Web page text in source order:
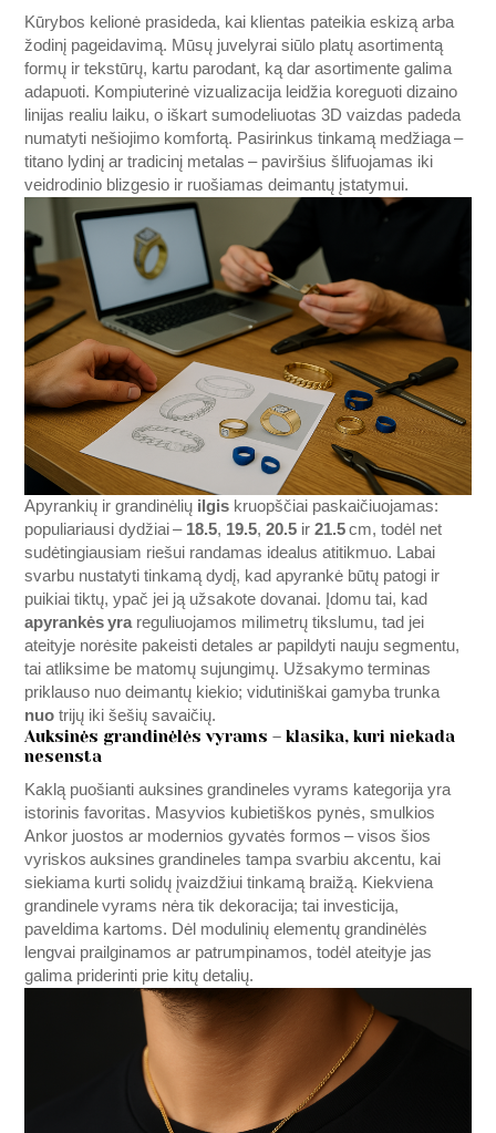
Kūrybos kelionė prasideda, kai klientas pateikia eskizą arba
žodinį pageidavimą. Mūsų juvelyrai siūlo platų asortimentą
formų ir tekstūrų, kartu parodant, ką dar asortimente galima
adapuoti. Kompiuterinė vizualizacija leidžia koreguoti dizaino
linijas realiu laiku, o iškart sumodeliuotas 3D vaizdas padeda
numatyti nešiojimo komfortą. Pasirinkus tinkamą medžiaga –
titano lydinį ar tradicinį metalas – paviršius šlifuojamas iki
veidrodinio blizgesio ir ruošiamas deimantų įstatymui.
Apyrankių ir grandinėlių ilgis kruopščiai paskaičiuojamas:
populiariausi dydžiai – 18.5, 19.5,20.5 ir21.5cm, todėl net
sudėtingiausiam riešui randamas idealus atitikmuo. Labai
svarbu nustatyti tinkamą dydį, kad apyrankė būtų patogi ir
puikiai tiktų, ypač jei ją užsakote dovanai. Įdomu tai, kad
apyrankės yra reguliuojamos milimetrų tikslumu, tad jei
ateityje norėsite pakeisti detales ar papildyti nauju segmentu,
tai atliksime be matomų sujungimų. Užsakymo terminas
priklauso nuo deimantų kiekio; vidutiniškai gamyba trunka
nuo trijų iki šešių savaičių.
Auksinės grandinėlės vyrams – klasika, kuri niekada
nesensta
Kaklą puošianti auksines grandineles vyrams kategorija yra
istorinis favoritas. Masyvios kubietiškos pynės, smulkios
Ankor juostos ar modernios gyvatės formos – visos šios
vyriskos auksines grandineles tampa svarbiu akcentu, kai
siekiama kurti solidų įvaizdžiui tinkamą braižą. Kiekviena
grandinele vyrams nėra tik dekoracija; tai investicija,
paveldima kartoms. Dėl modulinių elementų grandinėlės
lengvai prailginamos ar patrumpinamos, todėl ateityje jas
galima priderinti prie kitų detalių.